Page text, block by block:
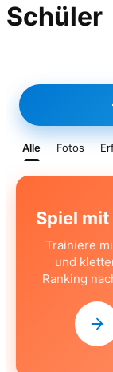
Schüler
Alle Fotos
Spiel mit
Trainiere
und
Ranking